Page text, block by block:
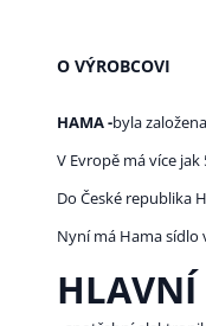
O VÝROBCOVI
HAMA -byla
V Evropě má více
Do České republika
Nyní má Hama sídlo
HLAVNÍ